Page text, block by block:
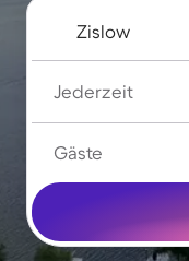
Jederzeit
Gäste